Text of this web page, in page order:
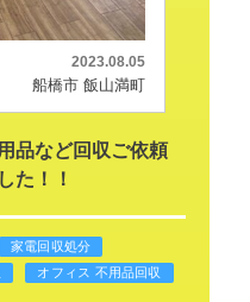
2023.08.05
船橋市 飯山満町
品など回収ご依頼
た！！
家電回収処分
オフィス 不用品回収